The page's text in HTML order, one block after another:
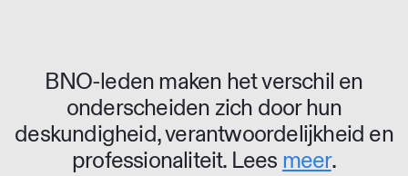
BNO-leden maken het verschil en
onderscheiden zich door hun
deskundigheid, verantwoordelijkheid en
professionaliteit. Lees meer.